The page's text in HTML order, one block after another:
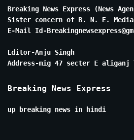
Breaking News Express (News
Sister concern of B. N. E.
E-Mail Id-
Editor-Anju Singh
Address-mig 47 secter E aliganj
Breaking News Express
up breaking news in hindi